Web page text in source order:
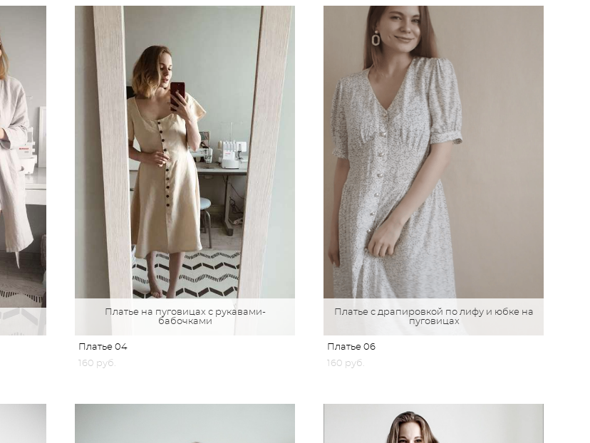
Платье на пуговицах с рукавами-
бабочками
Платье 04
160 pуб.
Платье с драпировкой по лифу и юбке на
пуговицах
Платье 06
160 pуб.